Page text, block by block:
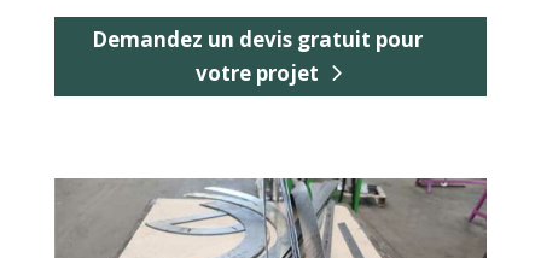
Demandez un devis gratuit pour
votre projet